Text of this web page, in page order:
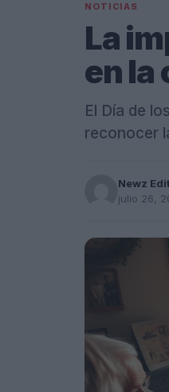
NOTICIAS
La
en la
El Día de
reconocer
Newz
julio 26,